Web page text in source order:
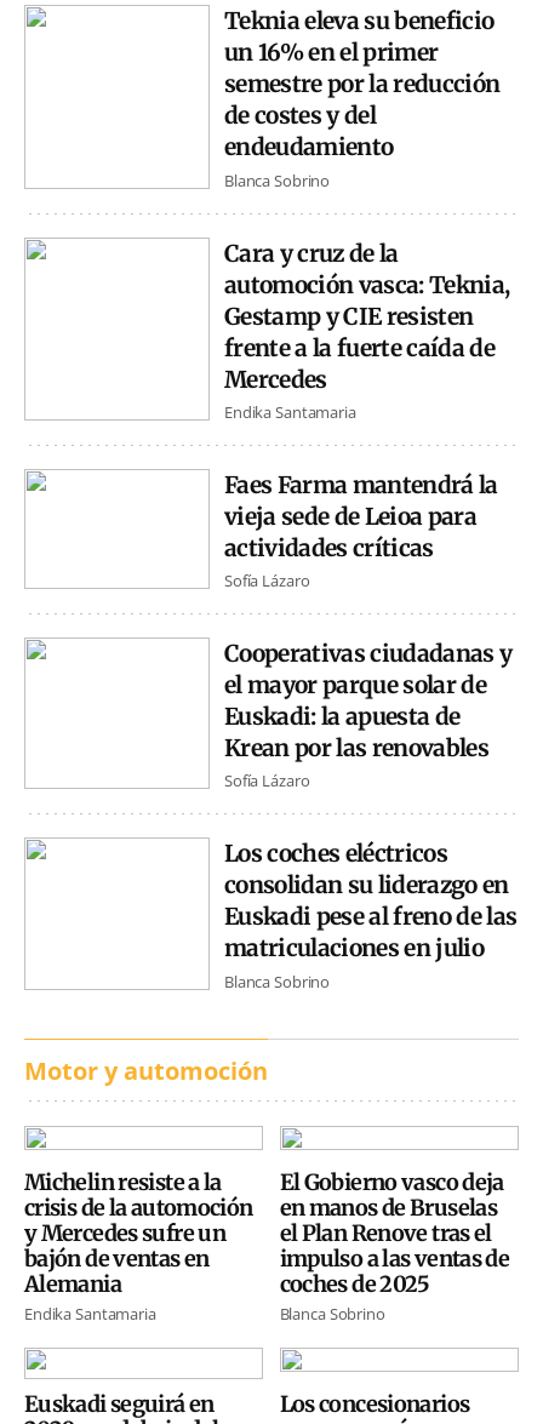
Teknia eleva su beneficio
un 16% en el primer
semestre por la reducción
de costes y del
endeudamiento
Blanca Sobrino
Cara y cruz de la
automoción vasca: Teknia,
Gestamp y CIE resisten
frente a la fuerte caída de
Mercedes
Endika Santamaria
Faes Farma mantendrá la
vieja sede de Leioa para
actividades críticas
Sofía Lázaro
Cooperativas ciudadanas y
el mayor parque solar de
Euskadi: la apuesta de
Krean por las renovables
Sofía Lázaro
Los coches eléctricos
consolidan su liderazgo en
Euskadi pese al freno de las
matriculaciones en julio
Blanca Sobrino
Motor y automoción
Michelin resiste a la
crisis de la automoción
y Mercedes sufre un
bajón de ventas en
Alemania
Endika Santamaria
El Gobierno vasco deja
en manos de Bruselas
el Plan Renove tras el
impulso a las ventas de
coches de 2025
Blanca Sobrino
Euskadi seguirá en
Los concesionarios